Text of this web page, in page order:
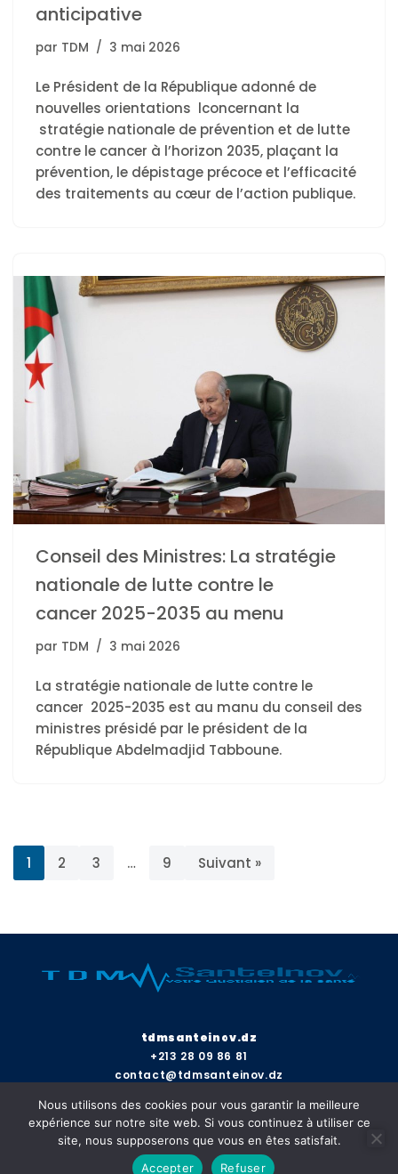
anticipative
par TDM 3 mai 2026
Le Président de la République adonné de
nouvelles orientations lconcernant la
stratégie nationale de prévention et de lutte
contre le cancer à l’horizon 2035, plaçant la
prévention, le dépistage précoce et l’efficacité
des traitements au cœur de l’action publique.
Conseil des Ministres: La stratégie
nationale de lutte contre le
cancer 2025-2035 au menu
par TDM 3 mai 2026
La stratégie nationale de lutte contre le
cancer 2025-2035 est au manu du conseil des
ministres présidé par le président de la
République Abdelmadjid Tabboune.
1 2 3 … 9 Suivant »
tdmsanteinov.dz
+213 28 09 86 81
contact@tdmsanteinov.dz
Nous utilisons des cookies pour vous garantir la meilleure
expérience sur notre site web. Si vous continuez à utiliser ce
site, nous supposerons que vous en êtes satisfait.
Accepter
Refuser